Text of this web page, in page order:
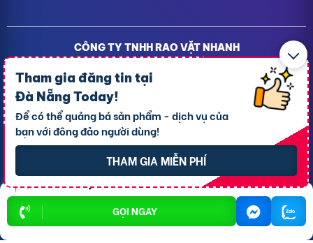
GỌI NGAY
Tham gia đăng tin tại
Đà Nẵng Today!
Để có thể quảng bá sản phẩm - dịch vụ của
bạn với đông đảo người dùng!
THAM GIA MIỄN PHÍ
CÔNG TY TNHH RAO VẶT NHANH
Địa chỉ trụ sở chính: 7 Trần Minh Sơn, phường Tân An, TP.
Cần Thơ
Giấy CNĐKDN: 1801717351 – Ngày cấp: 24/01/2022 - Cơ
quan cấp: Phòng Đăng ký kinh doanh – Sở kế hoạch và
Đầu tư TP. Cần Thơ
Liên hệ hỗ trợ- Hotline:09190.09290
Điều khoản-Quy chế hoạt động
Chính sách giải quyết khiếu nại
Chính sách bảo mật thông tin
Rao vặt TPHCM
Rao vặt Hà Nội Rao vặt Cần Thơ